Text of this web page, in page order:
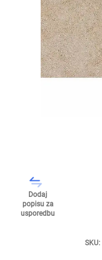
Dodaj
popisu za
usporedbu
SKU: